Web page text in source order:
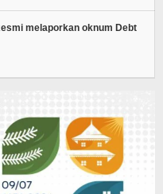
melaporkan oknum Debt